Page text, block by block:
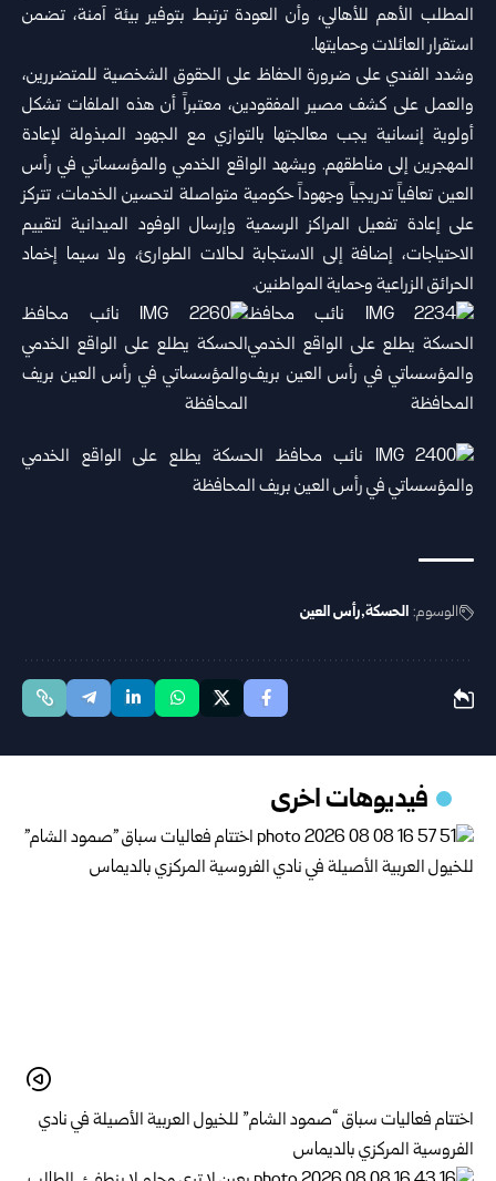
المطلب الأهم للأهالي، وأن العودة ترتبط بتوفير بيئة آمنة، تضمن
استقرار العائلات وحمايتها.
وشدد الفندي على ضرورة الحفاظ على الحقوق الشخصية للمتضررين،
والعمل على كشف مصير المفقودين، معتبراً أن هذه الملفات تشكل
أولوية إنسانية يجب معالجتها بالتوازي مع الجهود المبذولة لإعادة
المهجرين إلى مناطقهم. ويشهد الواقع الخدمي والمؤسساتي في رأس
العين تعافياً تدريجياً وجهوداً حكومية متواصلة لتحسين الخدمات، تتركز
على إعادة تفعيل المراكز الرسمية وإرسال الوفود الميدانية لتقييم
الاحتياجات، إضافة إلى الاستجابة لحالات الطوارئ، ولا سيما إخماد
الحرائق الزراعية وحماية المواطنين.
الوسوم: الحسكة رأس العين
فيديوهات اخرى
اختتام فعاليات سباق “صمود الشام” للخيول العربية الأصيلة في نادي
الفروسية المركزي بالديماس